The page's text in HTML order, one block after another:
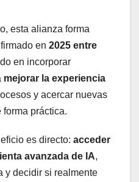
esta alianza forma
en 2025 entre
en incorporar
mejorar la experiencia
y acercar nuevas
práctica.
es directo: acceder
avanzada de IA,
y decidir si realmente